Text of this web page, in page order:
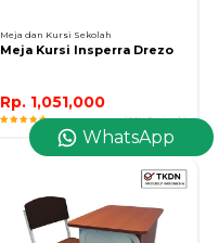
Meja dan Kursi Sekolah
Meja Kursi Insperra Drezo
Rp. 1,051,000
( 20K Terjual )
WhatsApp